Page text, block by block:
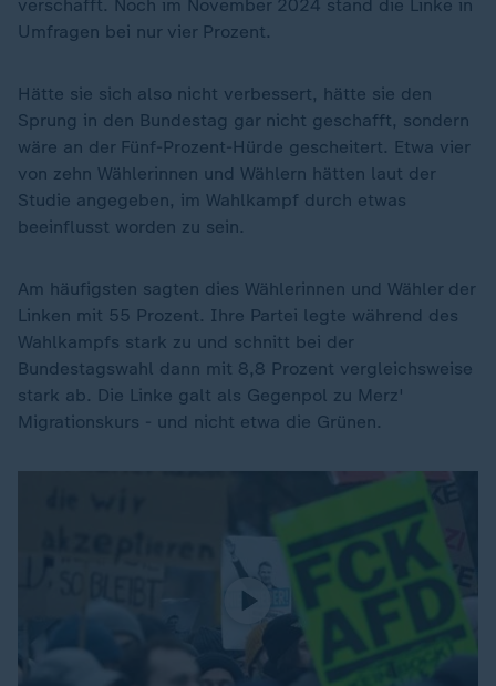
verschafft. Noch im November 2024 stand die Linke in
Umfragen bei nur vier Prozent.
Hätte sie sich also nicht verbessert, hätte sie den
Sprung in den Bundestag gar nicht geschafft, sondern
wäre an der Fünf-Prozent-Hürde gescheitert. Etwa vier
von zehn Wählerinnen und Wählern hätten laut der
Studie angegeben, im Wahlkampf durch etwas
beeinflusst worden zu sein.
Am häufigsten sagten dies Wählerinnen und Wähler der
Linken mit 55 Prozent. Ihre Partei legte während des
Wahlkampfs stark zu und schnitt bei der
Bundestagswahl dann mit 8,8 Prozent vergleichsweise
stark ab. Die Linke galt als Gegenpol zu Merz'
Migrationskurs - und nicht etwa die Grünen.